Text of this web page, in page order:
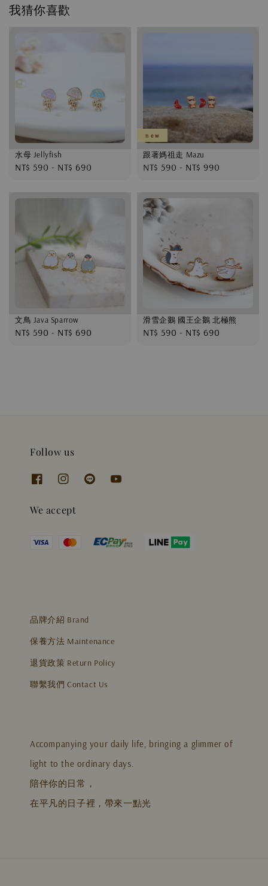
我猜你喜歡
水母 Jellyfish
Regular
NT$ 590 - NT$ 690
n e w
跟著媽祖走 Mazu
Regular
NT$ 590 - NT$ 990
文鳥 Java Sparrow
Regular
NT$ 590 - NT$ 690
滑雪企鵝 國王企鵝 北極熊
Regular
NT$ 590 - NT$ 690
Follow us
We accept
品牌介紹 Brand
保養方法 Maintenance
退貨政策 Return Policy
聯繫我們 Contact Us
Accompanying your daily life, bringing a glimmer of
light to the ordinary days.
陪伴你的日常，
在平凡的日子裡，帶來一點光